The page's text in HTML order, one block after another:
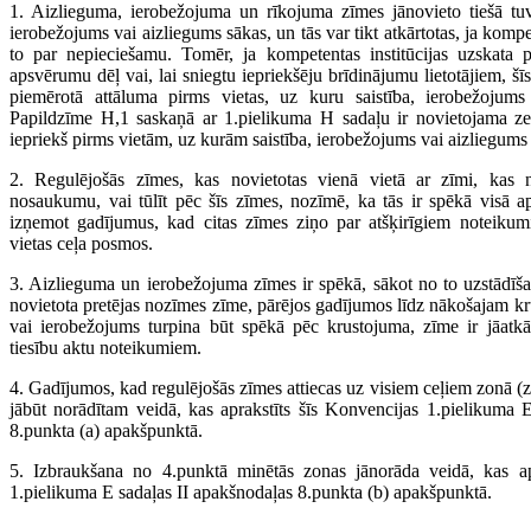
1. Aizlieguma, ierobežojuma un rīkojuma zīmes jānovieto tiešā
ierobežojums vai aizliegums sākas, un tās var tikt atkārtotas, ja
to par nepieciešamu. Tomēr, ja kompetentas institūcijas uzskata
apsvērumu dēļ vai, lai sniegtu iepriekšēju brīdinājumu lietotājiem,
piemērotā attāluma pirms vietas, uz kuru saistība,
Papildzīme H,1 saskaņā ar 1.pielikuma H sadaļu ir novietojama
iepriekš pirms vietām, uz kurām saistība, ierobežojums vai aizliegums
2. Regulējošās zīmes, kas novietotas vienā vietā ar zīmi, kas
nosaukumu, vai tūlīt pēc šīs zīmes, nozīmē, ka tās ir spēkā visā
izņemot gadījumus, kad citas zīmes ziņo par atšķirīgiem
vietas ceļa posmos.
3. Aizlieguma un ierobežojuma zīmes ir spēkā, sākot no to
novietota pretējas nozīmes zīme, pārējos gadījumos līdz nākošajam
vai ierobežojums turpina būt spēkā pēc krustojuma, zīme ir
tiesību aktu noteikumiem.
4. Gadījumos, kad regulējošās zīmes attiecas uz visiem ceļiem zonā
jābūt norādītam veidā, kas aprakstīts šīs Konvencijas 1.pielikuma
8.punkta (a) apakšpunktā.
5. Izbraukšana no 4.punktā minētās zonas jānorāda veidā, kas
1.pielikuma E sadaļas II apakšnodaļas 8.punkta (b) apakšpunktā.